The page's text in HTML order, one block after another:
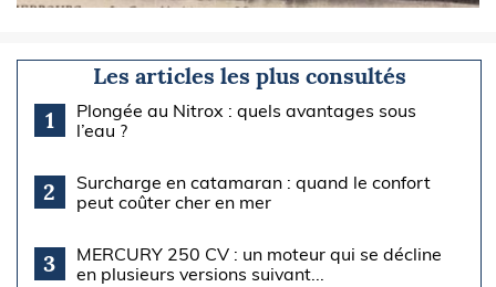
Les articles les plus consultés
1
Plongée au Nitrox : quels avantages sous
l’eau ?
2
Surcharge en catamaran : quand le confort
peut coûter cher en mer
3
MERCURY 250 CV : un moteur qui se décline
en plusieurs versions suivant...